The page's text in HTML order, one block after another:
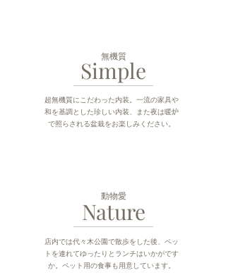
無機質
Simple
超無機質にこだわった内装。一流の家具や
和を基調とした珍しい内装、また夜は暖炉
で照らされる盆栽をお楽しみください。
動物愛
Nature
店内では代々木公園で散歩をした後、ペッ
トを連れてゆったりとランチはいかがです
か。ペット用の食事も用意しています。